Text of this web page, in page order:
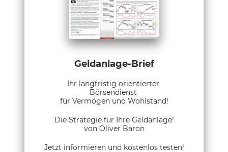
Geldanlage-Brief
Ihr langfristig orientierter
Börsendienst
für Vermögen und Wohlstand!
Die Strategie für Ihre Geldanlage!
von Oliver Baron
Jetzt informieren und kostenlos testen!